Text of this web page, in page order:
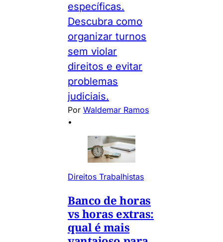
específicas.
Descubra como
organizar turnos
sem violar
direitos e evitar
problemas
judiciais.
Por Waldemar Ramos
•
Direitos Trabalhistas
Banco de horas
vs horas extras:
qual é mais